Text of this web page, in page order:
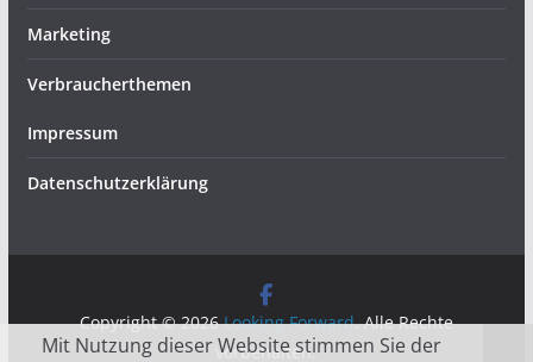
Marketing
Verbraucherthemen
Impressum
Datenschutzerklärung
Copyright © 2026Looking Forward. Alle Rechte
vorbehalten.
Mit Nutzung dieser Website stimmen Sie der